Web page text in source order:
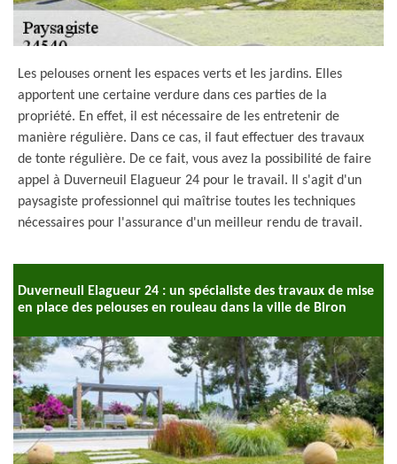
Les pelouses ornent les espaces verts et les jardins. Elles
apportent une certaine verdure dans ces parties de la
propriété. En effet, il est nécessaire de les entretenir de
manière régulière. Dans ce cas, il faut effectuer des travaux
de tonte régulière. De ce fait, vous avez la possibilité de faire
appel à Duverneuil Elagueur 24 pour le travail. Il s'agit d'un
paysagiste professionnel qui maîtrise toutes les techniques
nécessaires pour l'assurance d'un meilleur rendu de travail.
Duverneuil Elagueur 24 : un spécialiste des travaux de mise
en place des pelouses en rouleau dans la ville de Biron